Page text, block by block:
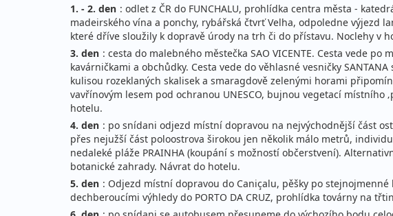
úterý - úterý
letecky (Praha)
červen 2027
08.06. - 15.06.2027
úterý - úterý
polopenze
letecky (Praha)
červenec 2027
01.07. - 08.07.2027
čtvrtek - čtvrtek
letecky (Praha)
1. - 2. den : odlet z ČR do FUNCHALU, prohlídka centra města -
madeirského vína a ponchy, rybářská čtvrť Velha, odpoledne výjezd
které dříve sloužily k dopravě úrody na trh či do přístavu. Noclehy v
3. den : cesta do malebného městečka SAO VICENTE. Cesta vede
kavárničkami a obchůdky. Cesta vede do věhlasné vesničky
kulisou rozeklaných skalisek a smaragdově zelenými horami
vavřínovým lesem pod ochranou UNESCO, bujnou vegetací místního
hotelu.
4. den : po snídani odjezd místní dopravou na nejvýchodnější část
přes nejužší část poloostrova širokou jen několik málo metrů,
nedaleké pláže PRAINHA (koupání s možností občerstvení).
botanické zahrady. Návrat do hotelu.
5. den : Odjezd místní dopravou do Caniçalu, pěšky po
dechberoucími výhledy do PORTO DA CRUZ, prohlídka továrny na